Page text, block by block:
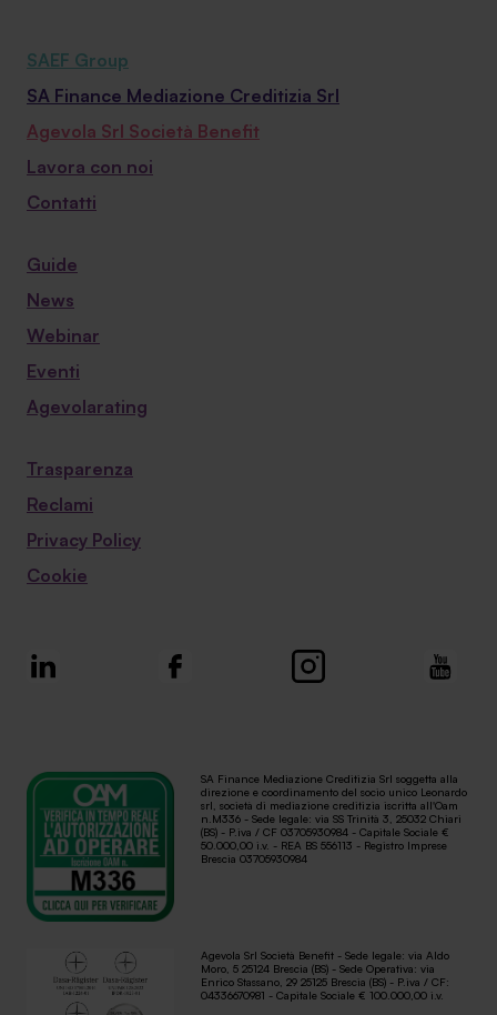
SAEF Group
SA Finance Mediazione Creditizia Srl
Agevola Srl Società Benefit
Lavora con noi
Contatti
Guide
News
Webinar
Eventi
Agevolarating
Trasparenza
Reclami
Privacy Policy
Cookie
SA Finance Mediazione Creditizia Srl soggetta alla
direzione e coordinamento del socio unico Leonardo
srl, società di mediazione creditizia iscritta all'Oam
n.M336 - Sede legale: via SS Trinità 3, 25032 Chiari
(BS) - P.iva / CF 03705930984 - Capitale Sociale €
50.000,00 i.v. - REA BS 556113 - Registro Imprese
Brescia 03705930984
Agevola Srl Società Benefit - Sede legale: via Aldo
Moro, 5 25124 Brescia (BS) - Sede Operativa: via
Enrico Stassano, 29 25125 Brescia (BS) - P.iva / CF:
04336670981 - Capitale Sociale € 100.000,00 i.v.